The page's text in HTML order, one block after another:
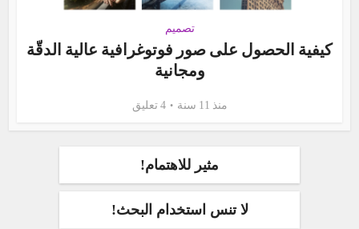
تصميم
كيفية الحصول على صور فوتوغرافية عالية الدقّة
ومجانية
منذ 11 سنة 4 تعليق
مثير للاهتمام!
لا تنس استخدام البحث!